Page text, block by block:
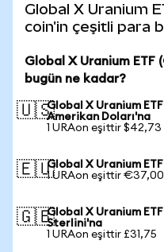
Global X Uranium
coin'in çeşitli para
Global X Uranium ETF
bugün ne kadar?
🇺🇸Global X Uranium
Amerikan Doları'na
1 URAon eşittir $42,73
🇪🇺Global X Uranium
1 URAon eşittir €37,00
🇬🇧Global X Uranium
Sterlini'na
1 URAon eşittir £31,75